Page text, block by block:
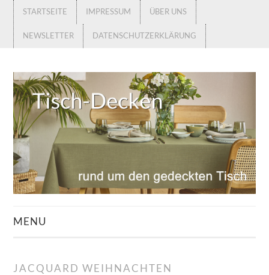
STARTSEITE IMPRESSUM ÜBER UNS
NEWSLETTER DATENSCHUTZERKLÄRUNG
MENU
JACQUARD WEIHNACHTEN